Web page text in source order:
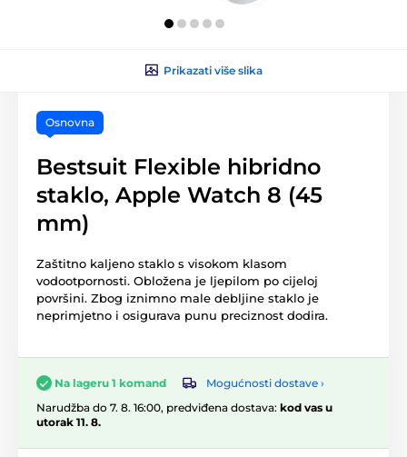
Prikazati više slika
Osnovna
Bestsuit Flexible hibridno
staklo, Apple Watch 8 (45
mm)
Zaštitno kaljeno staklo s visokom klasom
vodootpornosti. Obložena je ljepilom po cijeloj
površini. Zbog iznimno male debljine staklo je
neprimjetno i osigurava punu preciznost dodira.
Na lageru 1 komand
Mogućnosti dostave ›
Narudžba do 7. 8. 16:00, predviđena dostava: kod vas u
utorak 11. 8.